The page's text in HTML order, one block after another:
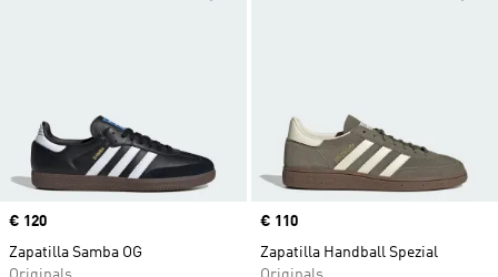
Precio
€ 120
Zapatilla Samba OG
Precio
€ 110
Zapatilla Handball Spezial